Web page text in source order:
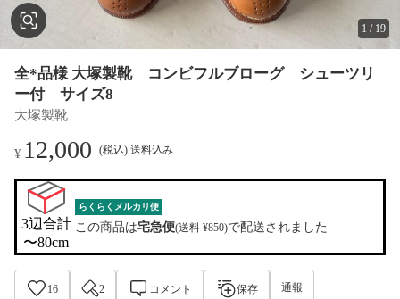
1 / 19
全*品様 大塚製靴 コンビフルブローグ シューツリ
ー付 サイズ8
大塚製靴
¥ 12,000 (税込) 送料込み
3辺合計
〜80cm
らくらくメルカリ便
この商品は宅急便(送料 ¥850)で配送されました
16 2 コメント 保存 通報